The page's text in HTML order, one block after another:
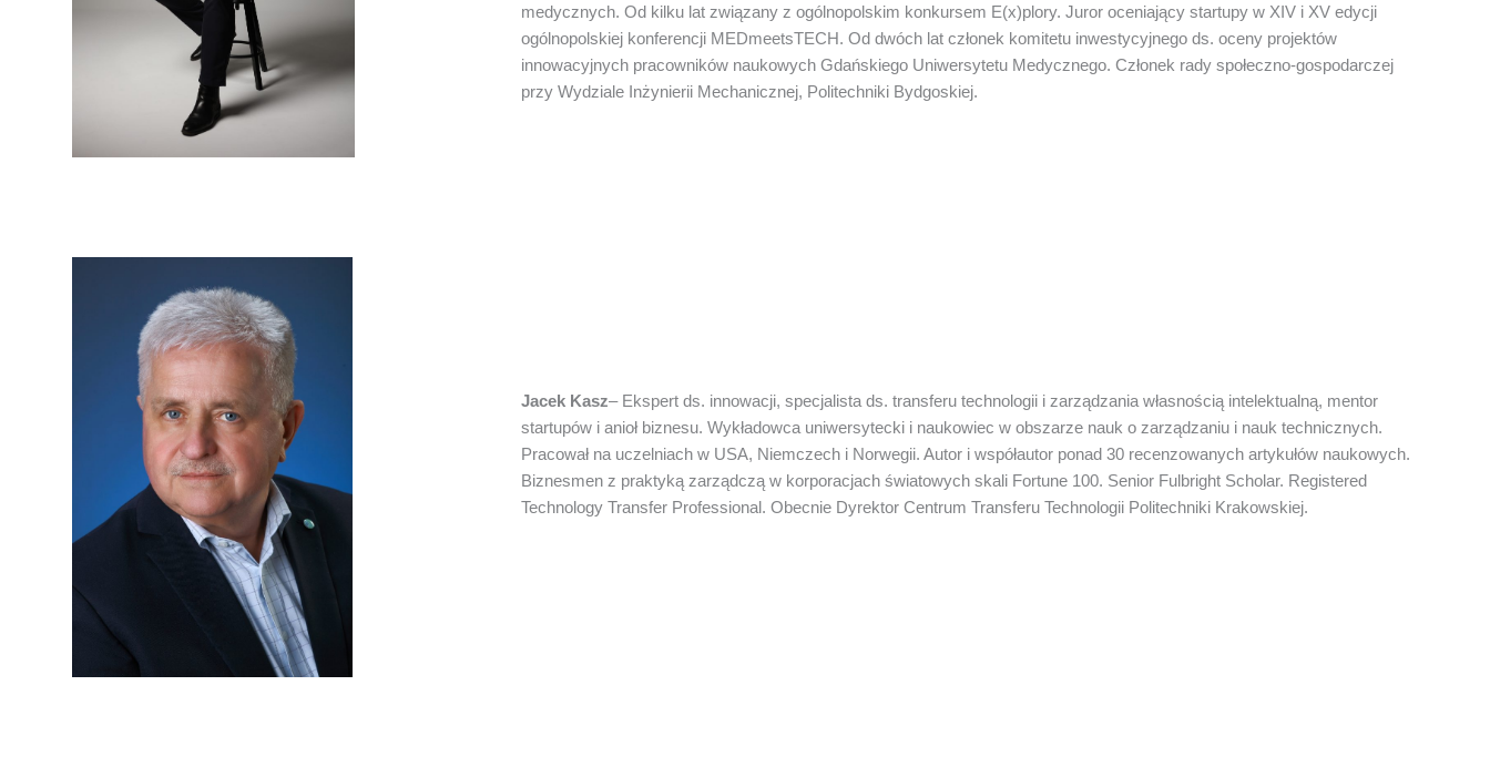
medycznych. Od kilku lat związany z ogólnopolskim konkursem E(x)plory. Juror oceniający startupy w XIV i XV edycji
ogólnopolskiej konferencji MEDmeetsTECH. Od dwóch lat członek komitetu inwestycyjnego ds. oceny projektów
innowacyjnych pracowników naukowych Gdańskiego Uniwersytetu Medycznego. Członek rady społeczno-gospodarczej
przy Wydziale Inżynierii Mechanicznej, Politechniki Bydgoskiej.
Jacek Kasz– Ekspert ds. innowacji, specjalista ds. transferu technologii i zarządzania własnością intelektualną, mentor
startupów i anioł biznesu. Wykładowca uniwersytecki i naukowiec w obszarze nauk o zarządzaniu i nauk technicznych.
Pracował na uczelniach w USA, Niemczech i Norwegii. Autor i współautor ponad 30 recenzowanych artykułów naukowych.
Biznesmen z praktyką zarządczą w korporacjach światowych skali Fortune 100. Senior Fulbright Scholar. Registered
Technology Transfer Professional. Obecnie Dyrektor Centrum Transferu Technologii Politechniki Krakowskiej.